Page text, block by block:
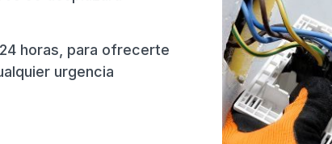
horas, para ofrecerte
urgencia